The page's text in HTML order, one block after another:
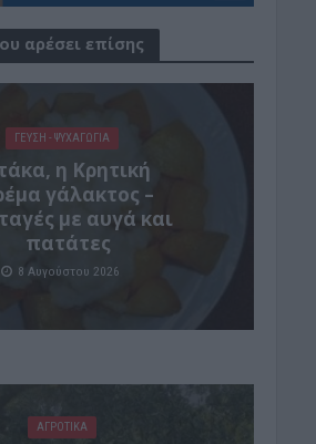
αρέσει επίσης
ΓΕΎΣΗ - ΨΥΧΑΓΩΓΊΑ
η Κρητική
γάλακτος –
με αυγά και
πατάτες
8 Αυγούστου 2026
ΑΓΡΟΤΙΚΑ